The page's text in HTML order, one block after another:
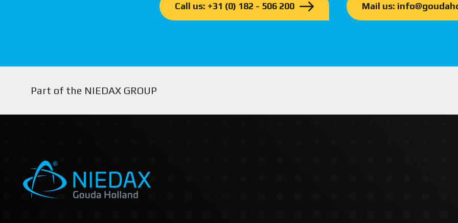
Call us: +31 (0) 182 - 506 200 Mail us:
Part of the NIEDAX GROUP